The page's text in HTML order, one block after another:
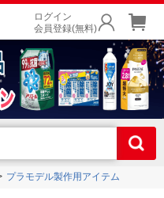
ログイン
会員登録(無料)
プラモデル製作用アイテム